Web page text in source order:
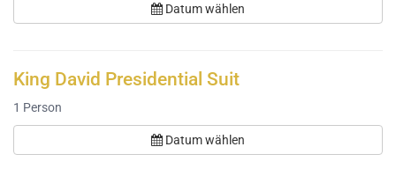
Datum wählen
King David Presidential Suit
1 Person
Datum wählen